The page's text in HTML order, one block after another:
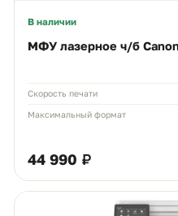
В наличии
МФУ лазерное ч/б
Скорость печати
Максимальный формат
44 990 ₽